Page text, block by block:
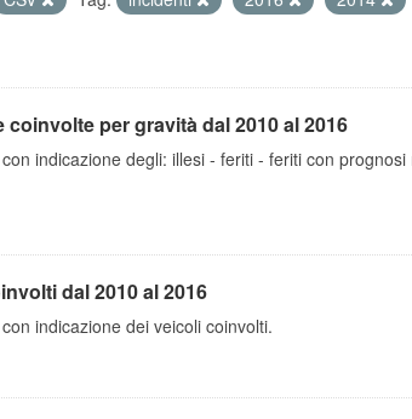
per gravità dal 2010 al 2016
indicazione degli: illesi - feriti - feriti con prognosi
dal 2010 al 2016
indicazione dei veicoli coinvolti.